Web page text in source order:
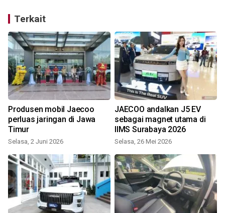
Terkait
Produsen mobil Jaecoo
perluas jaringan di Jawa
Timur
Selasa, 2 Juni 2026
JAECOO andalkan J5 EV
sebagai magnet utama di
IIMS Surabaya 2026
Selasa, 26 Mei 2026